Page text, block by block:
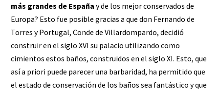
más grandes de España y de los mejor conservados de
Europa? Esto fue posible gracias a que don Fernando de
Torres y Portugal, Conde de Villardompardo, decidió
construir en el siglo XVI su palacio utilizando como
cimientos estos baños, construidos en el siglo XI. Esto, que
así a priori puede parecer una barbaridad, ha permitido que
el estado de conservación de los baños sea fantástico y que